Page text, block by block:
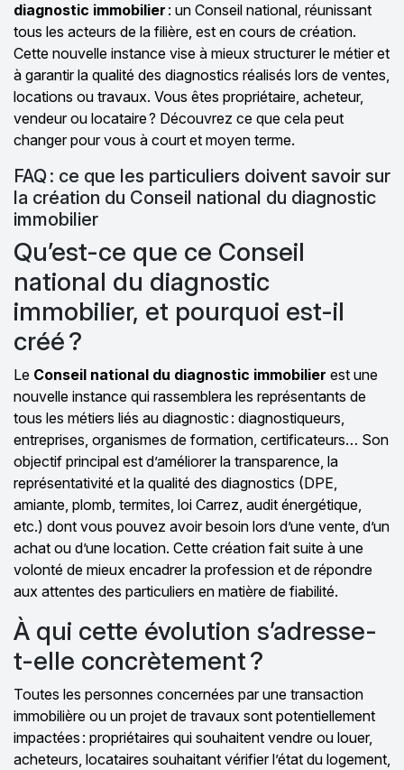
diagnostic immobilier : un Conseil national, réunissant
tous les acteurs de la filière, est en cours de création.
Cette nouvelle instance vise à mieux structurer le métier et
à garantir la qualité des diagnostics réalisés lors de ventes,
locations ou travaux. Vous êtes propriétaire, acheteur,
vendeur ou locataire ? Découvrez ce que cela peut
changer pour vous à court et moyen terme.
FAQ : ce que les particuliers doivent savoir sur
la création du Conseil national du diagnostic
immobilier
Qu’est-ce que ce Conseil
national du diagnostic
immobilier, et pourquoi est-il
créé ?
Le Conseil national du diagnostic immobilier est une
nouvelle instance qui rassemblera les représentants de
tous les métiers liés au diagnostic : diagnostiqueurs,
entreprises, organismes de formation, certificateurs… Son
objectif principal est d’améliorer la transparence, la
représentativité et la qualité des diagnostics (DPE,
amiante, plomb, termites, loi Carrez, audit énergétique,
etc.) dont vous pouvez avoir besoin lors d’une vente, d’un
achat ou d’une location. Cette création fait suite à une
volonté de mieux encadrer la profession et de répondre
aux attentes des particuliers en matière de fiabilité.
À qui cette évolution s’adresse-
t-elle concrètement ?
Toutes les personnes concernées par une transaction
immobilière ou un projet de travaux sont potentiellement
impactées : propriétaires qui souhaitent vendre ou louer,
acheteurs, locataires souhaitant vérifier l’état du logement,